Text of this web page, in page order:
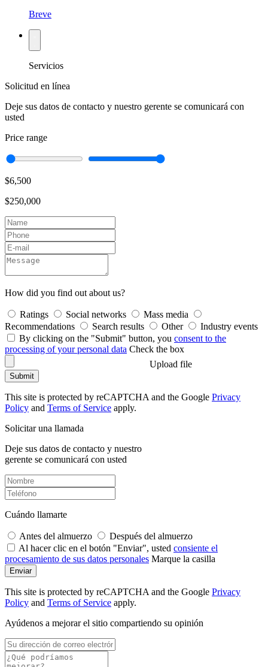
Breve
Servicios
Solicitud en línea
Deje sus datos de contacto y nuestro gerente se comunicará con
usted
Price range
$6,500
$250,000
How did you find out about us?
Ratings Social networks
Mass media
Recommendations
Search results Other
Industry events
By clicking on the "Submit" button, you consent to the
processing of your personal data Check the box
Upload file
Submit
This site is protected by reCAPTCHA and the Google Privacy
Policy and Terms of Service apply.
Solicitar una llamada
Deje sus datos de contacto y nuestro
gerente se comunicará con usted
Cuándo llamarte
Antes del almuerzo
Después del almuerzo
Al hacer clic en el botón "Enviar", usted consiente el
procesamiento de sus datos personales Marque la casilla
Enviar
This site is protected by reCAPTCHA and the Google Privacy
Policy and Terms of Service apply.
Ayúdenos a mejorar el sitio compartiendo su opinión